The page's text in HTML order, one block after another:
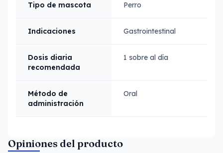
Tipo de mascota Perro
Indicaciones Gastrointestinal
Dosis diaria
recomendada
1 sobre al día
Método de
administración
Oral
Opiniones del producto